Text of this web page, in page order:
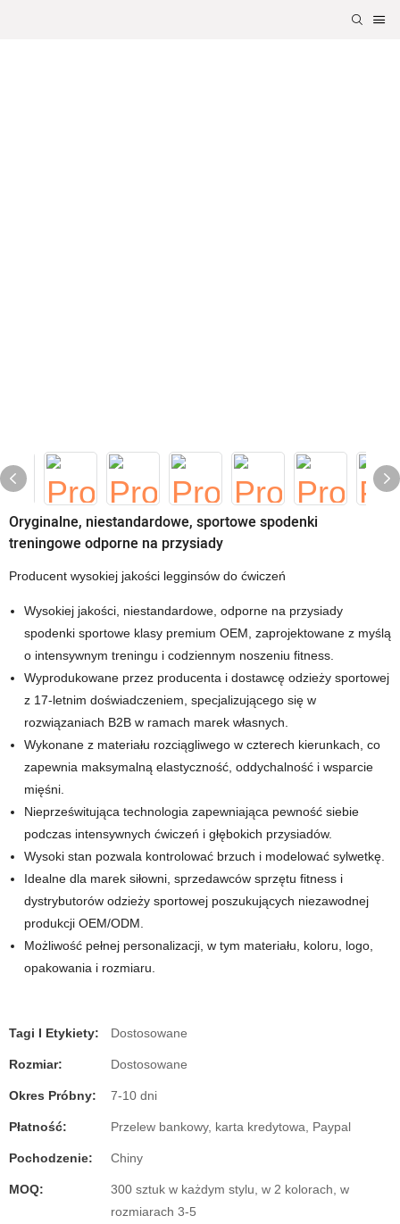
Oryginalne, niestandardowe, sportowe spodenki
treningowe odporne na przysiady
Producent wysokiej jakości legginsów do ćwiczeń
Wysokiej jakości, niestandardowe, odporne na przysiady
spodenki sportowe klasy premium OEM, zaprojektowane z myślą
o intensywnym treningu i codziennym noszeniu fitness.
Wyprodukowane przez producenta i dostawcę odzieży sportowej
z 17-letnim doświadczeniem, specjalizującego się w
rozwiązaniach B2B w ramach marek własnych.
Wykonane z materiału rozciągliwego w czterech kierunkach, co
zapewnia maksymalną elastyczność, oddychalność i wsparcie
mięśni.
Nieprześwitująca technologia zapewniająca pewność siebie
podczas intensywnych ćwiczeń i głębokich przysiadów.
Wysoki stan pozwala kontrolować brzuch i modelować sylwetkę.
Idealne dla marek siłowni, sprzedawców sprzętu fitness i
dystrybutorów odzieży sportowej poszukujących niezawodnej
produkcji OEM/ODM.
Możliwość pełnej personalizacji, w tym materiału, koloru, logo,
opakowania i rozmiaru.
Tagi I Etykiety: Dostosowane
Rozmiar: Dostosowane
Okres Próbny: 7-10 dni
Płatność: Przelew bankowy, karta kredytowa, Paypal
Pochodzenie: Chiny
MOQ:
300 sztuk w każdym stylu, w 2 kolorach, w
rozmiarach 3-5